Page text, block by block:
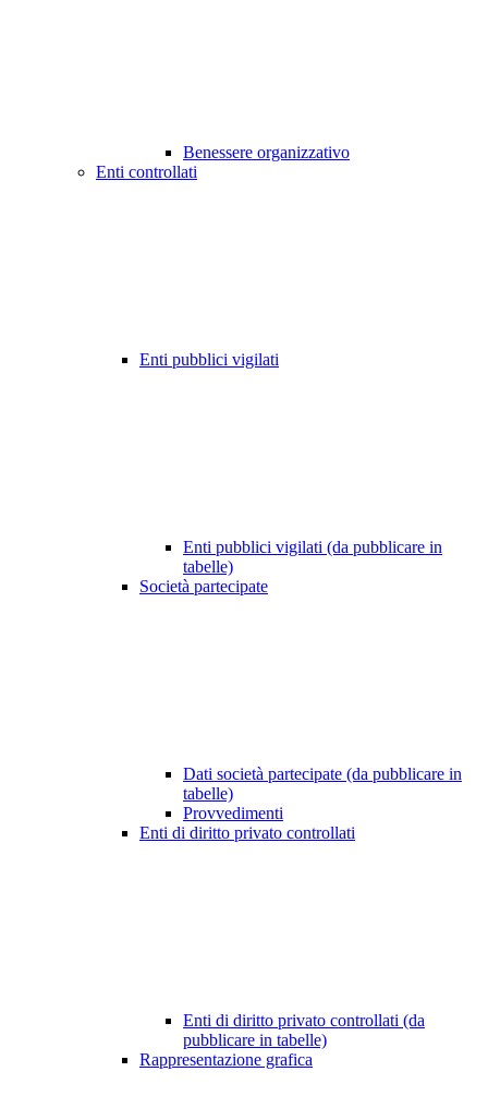
Benessere organizzativo
Enti controllati
Enti pubblici vigilati
Enti pubblici vigilati (da pubblicare in
tabelle)
Società partecipate
Dati società partecipate (da pubblicare in
tabelle)
Provvedimenti
Enti di diritto privato controllati
Enti di diritto privato controllati (da
pubblicare in tabelle)
Rappresentazione grafica